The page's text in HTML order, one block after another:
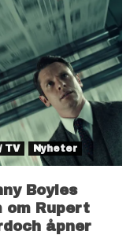
TV Nyheter
Boyles
om Rupert
åpner